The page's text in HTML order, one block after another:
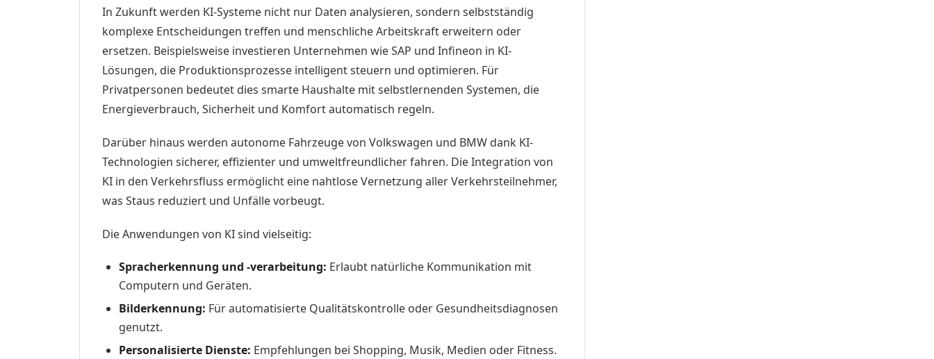
In Zukunft werden KI-Systeme nicht nur Daten analysieren, sondern selbstständig
komplexe Entscheidungen treffen und menschliche Arbeitskraft erweitern oder
ersetzen. Beispielsweise investieren Unternehmen wie SAP und Infineon in KI-
Lösungen, die Produktionsprozesse intelligent steuern und optimieren. Für
Privatpersonen bedeutet dies smarte Haushalte mit selbstlernenden Systemen, die
Energieverbrauch, Sicherheit und Komfort automatisch regeln.
Darüber hinaus werden autonome Fahrzeuge von Volkswagen und BMW dank KI-
Technologien sicherer, effizienter und umweltfreundlicher fahren. Die Integration von
KI in den Verkehrsfluss ermöglicht eine nahtlose Vernetzung aller Verkehrsteilnehmer,
was Staus reduziert und Unfälle vorbeugt.
Die Anwendungen von KI sind vielseitig:
Spracherkennung und -verarbeitung: Erlaubt natürliche Kommunikation mit
Computern und Geräten.
Bilderkennung: Für automatisierte Qualitätskontrolle oder Gesundheitsdiagnosen
genutzt.
Personalisierte Dienste: Empfehlungen bei Shopping, Musik, Medien oder Fitness.